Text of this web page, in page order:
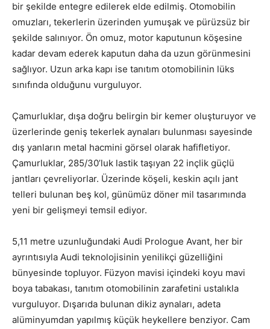
bir şekilde entegre edilerek elde edilmiş. Otomobilin
omuzları, tekerlerin üzerinden yumuşak ve pürüzsüz bir
şekilde salınıyor. Ön omuz, motor kaputunun köşesine
kadar devam ederek kaputun daha da uzun görünmesini
sağlıyor. Uzun arka kapı ise tanıtım otomobilinin lüks
sınıfında olduğunu vurguluyor.
Çamurluklar, dışa doğru belirgin bir kemer oluşturuyor ve
üzerlerinde geniş tekerlek aynaları bulunması sayesinde
dış yanların metal hacmini görsel olarak hafifletiyor.
Çamurluklar, 285/30’luk lastik taşıyan 22 inçlik güçlü
jantları çevreliyorlar. Üzerinde köşeli, keskin açılı jant
telleri bulunan beş kol, günümüz döner mil tasarımında
yeni bir gelişmeyi temsil ediyor.
5,11 metre uzunluğundaki Audi Prologue Avant, her bir
ayrıntısıyla Audi teknolojisinin yenilikçi güzelliğini
bünyesinde topluyor. Füzyon mavisi içindeki koyu mavi
boya tabakası, tanıtım otomobilinin zarafetini ustalıkla
vurguluyor. Dışarıda bulunan dikiz aynaları, adeta
alüminyumdan yapılmış küçük heykellere benziyor. Cam